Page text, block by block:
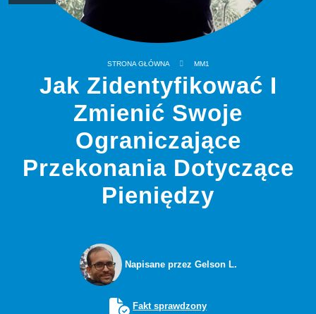
STRONA GŁÓWNA MM1
Jak Zidentyfikować I
Zmienić Swoje
Ograniczające
Przekonania Dotyczące
Pieniędzy
Napisane przez Gelson L.
Fakt sprawdzony